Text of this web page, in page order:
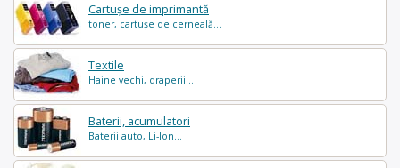
Cartușe de imprimantă
toner, cartușe de cerneală...
Textile
Haine vechi, draperii...
Baterii, acumulatori
Baterii auto, Li-Ion...